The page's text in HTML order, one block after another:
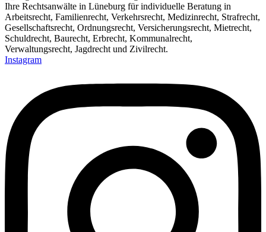
Ihre Rechtsanwälte in Lüneburg für individuelle Beratung in
Arbeitsrecht, Familienrecht, Verkehrsrecht, Medizinrecht, Strafrecht,
Gesellschaftsrecht, Ordnungsrecht, Versicherungsrecht, Mietrecht,
Schuldrecht, Baurecht, Erbrecht, Kommunalrecht,
Verwaltungsrecht, Jagdrecht und Zivilrecht.
Instagram